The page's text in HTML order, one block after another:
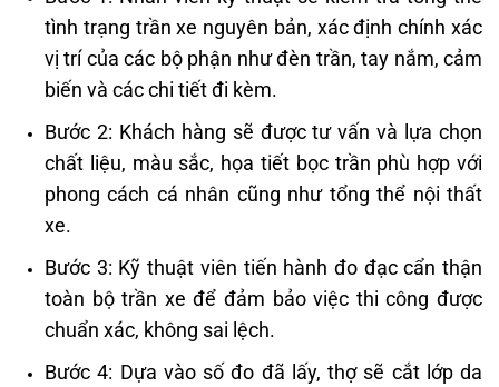
tình trạng trần xe nguyên bản, xác định chính xác
vị trí của các bộ phận như đèn trần, tay nắm, cảm
biến và các chi tiết đi kèm.
Bước 2: Khách hàng sẽ được tư vấn và lựa chọn
chất liệu, màu sắc, họa tiết bọc trần phù hợp với
phong cách cá nhân cũng như tổng thể nội thất
xe.
Bước 3: Kỹ thuật viên tiến hành đo đạc cẩn thận
toàn bộ trần xe để đảm bảo việc thi công được
chuẩn xác, không sai lệch.
Bước 4: Dựa vào số đo đã lấy, thợ sẽ cắt lớp da